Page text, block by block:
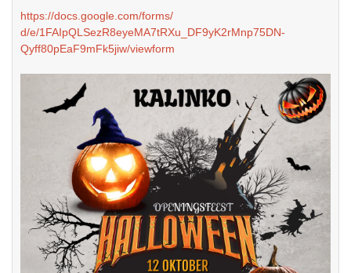
https://docs.google.com/forms/
d/e/1FAIpQLSezR8eyeMA7tRXu_ DF9yK2rMnp75DN-
Qyff80pEaF9mFk5jiw/viewform